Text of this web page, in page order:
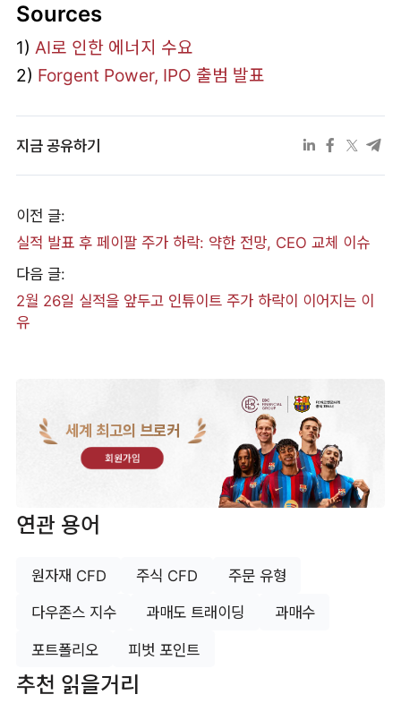
Sources
1) AI로 인한 에너지 수요
2) Forgent Power, IPO 출범 발표
지금 공유하기
이전 글:
실적 발표 후 페이팔 주가 하락: 약한 전망, CEO 교체 이슈
다음 글:
2월 26일 실적을 앞두고 인튜이트 주가 하락이 이어지는 이
유
세계 최고의 브로커
회원가입
연관 용어
원자재 CFD 주식 CFD 주문 유형
다우존스 지수 과매도 트래이딩 과매수
포트폴리오 피벗 포인트
추천 읽을거리